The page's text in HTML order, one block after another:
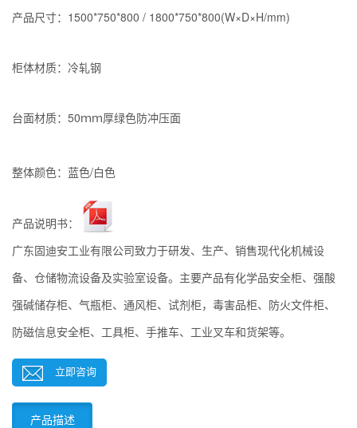
产品尺寸：1500*750*800 / 1800*750*800(W×D×H/mm)
柜体材质：冷轧钢
台面材质： 50ｍｍ厚绿色防冲压面
整体颜色：蓝色/白色
产品说明书：
广东固迪安工业有限公司致力于研发、生产、销售现代化机械设
备、仓储物流设备及实验室设备。主要产品有化学品安全柜、强酸
强碱储存柜、气瓶柜、通风柜、试剂柜，毒害品柜、防火文件柜、
防磁信息安全柜、工具柜、手推车、工业叉车和货架等。
立即咨询
产品描述